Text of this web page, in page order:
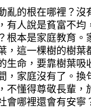
的根在哪裡？沒
有人說是貧富不均
根本是家庭教育。
，這一棵樹的樹葉
命，要靠樹葉吸
，家庭沒有了。換
不懂得尊敬長輩，
會哪裡還會有安寧